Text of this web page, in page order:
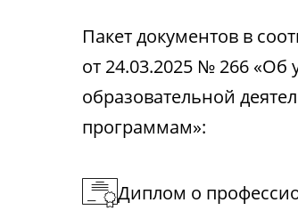
Пакет документов в
от 24.03.2025 № 266
образовательной
программам»:
Диплом о